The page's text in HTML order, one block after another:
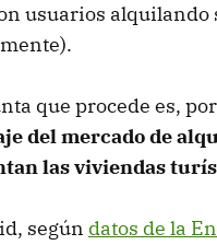
usuarios alquilando
que procede es,
del mercado de
las viviendas
según datos de la